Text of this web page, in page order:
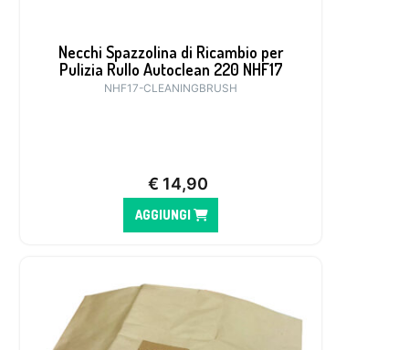
Necchi Spazzolina di Ricambio per
Pulizia Rullo Autoclean 220 NHF17
NHF17-CLEANINGBRUSH
€ 14,90
AGGIUNGI